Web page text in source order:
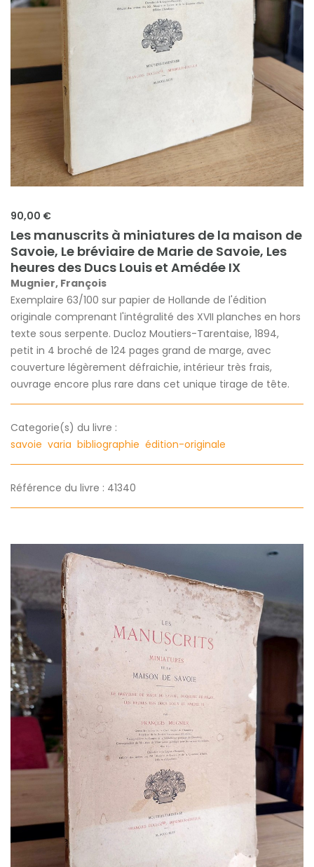
90,00 €
Les manuscrits à miniatures de la maison de
Savoie, Le bréviaire de Marie de Savoie, Les
heures des Ducs Louis et Amédée IX
Mugnier, François
Exemplaire 63/100 sur papier de Hollande de l'édition
originale comprenant l'intégralité des XVII planches en hors
texte sous serpente. Ducloz Moutiers-Tarentaise, 1894,
petit in 4 broché de 124 pages grand de marge, avec
couverture légèrement défraichie, intérieur très frais,
ouvrage encore plus rare dans cet unique tirage de tête.
Categorie(s) du livre :
savoie varia bibliographie édition-originale
Référence du livre : 41340